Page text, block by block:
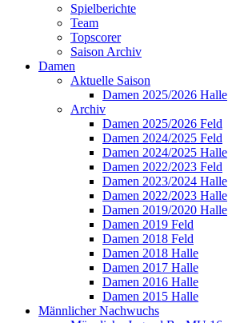
Spielberichte
Team
Topscorer
Saison Archiv
Damen
Aktuelle Saison
Damen 2025/2026 Halle
Archiv
Damen 2025/2026 Feld
Damen 2024/2025 Feld
Damen 2024/2025 Halle
Damen 2022/2023 Feld
Damen 2023/2024 Halle
Damen 2022/2023 Halle
Damen 2019/2020 Halle
Damen 2019 Feld
Damen 2018 Feld
Damen 2018 Halle
Damen 2017 Halle
Damen 2016 Halle
Damen 2015 Halle
Männlicher Nachwuchs